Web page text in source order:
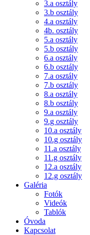
3.a osztály
3.b osztály
4.a osztály
4b. osztály
5.a osztály
5.b osztály
6.a osztály
6.b osztály
7.a osztály
7.b osztály
8.a osztály
8.b osztály
9.a osztály
9.g osztály
10.a osztály
10.g osztály
11.a osztály
11.g osztály
12.a osztály
12.g osztály
Galéria
Fotók
Videók
Tablók
Óvoda
Kapcsolat